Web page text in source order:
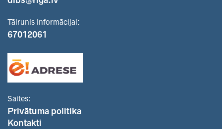
Tālrunis informācijai:
67012061
Saites:
Privātuma politika
Kontakti